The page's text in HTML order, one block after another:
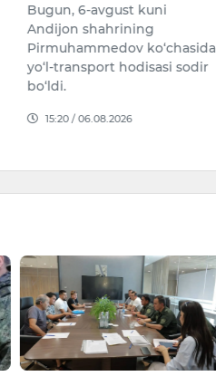
Bugun, 6-avgust kuni
Andijon shahrining
Pirmuhammedov ko‘chasida
yo‘l-transport hodisasi sodir
bo‘ldi.
15:20 / 06.08.2026